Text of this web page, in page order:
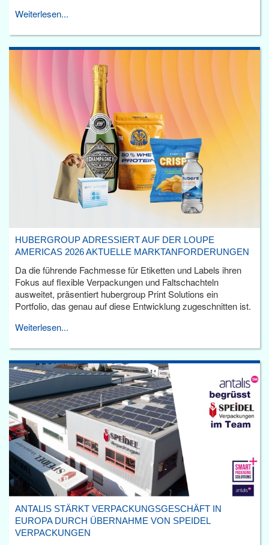
Weiterlesen...
HUBERGROUP ADRESSIERT AUF DER LOUPE
AMERICAS 2026 AKTUELLE MARKTANFORDERUNGEN
Da die führende Fachmesse für Etiketten und Labels ihren
Fokus auf flexible Verpackungen und Faltschachteln
ausweitet, präsentiert hubergroup Print Solutions ein
Portfolio, das genau auf diese Entwicklung zugeschnitten ist.
Weiterlesen...
ANTALIS STÄRKT VERPACKUNGSGESCHÄFT IN
EUROPA DURCH ÜBERNAHME VON SPEIDEL
VERPACKUNGEN